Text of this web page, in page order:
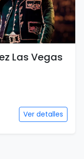
Las Vegas
Ver detalles